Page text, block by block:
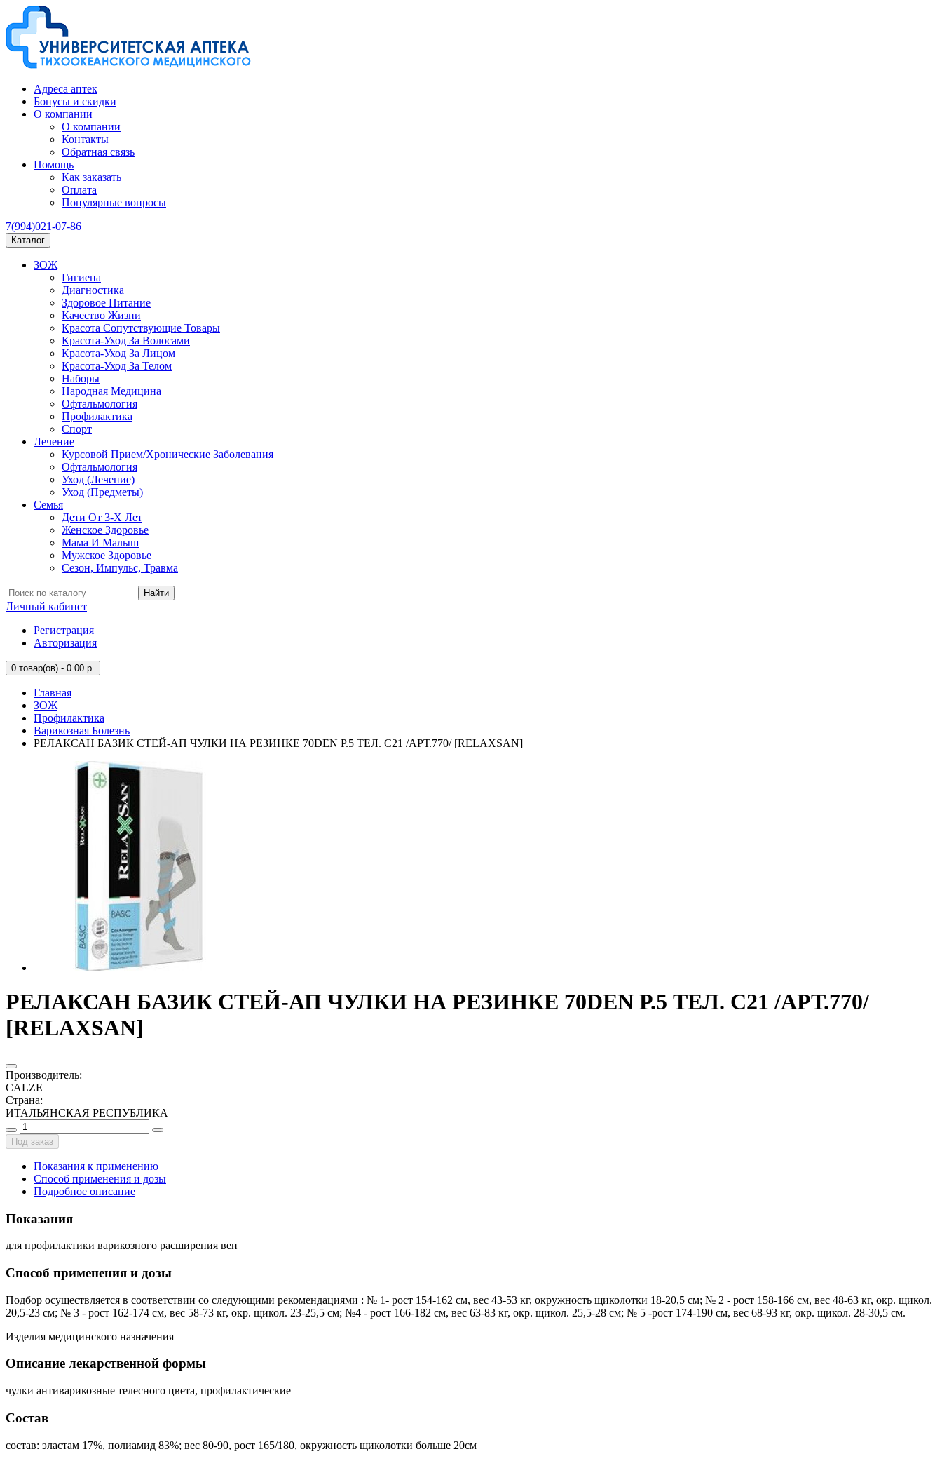
Адреса аптек
Бонусы и скидки
О компании
О компании
Контакты
Обратная связь
Помощь
Как заказать
Оплата
Популярные вопросы
7(994)021-07-86
Каталог
ЗОЖ
Гигиена
Диагностика
Здоровое Питание
Качество Жизни
Красота Сопутствующие Товары
Красота-Уход За Волосами
Красота-Уход За Лицом
Красота-Уход За Телом
Наборы
Народная Медицина
Офтальмология
Профилактика
Спорт
Лечение
Курсовой Прием/Хронические Заболевания
Офтальмология
Уход (Лечение)
Уход (Предметы)
Семья
Дети От 3-Х Лет
Женское Здоровье
Мама И Малыш
Мужское Здоровье
Сезон, Импульс, Травма
Найти
Личный кабинет
Регистрация
Авторизация
0 товар(ов) - 0.00 р.
Главная
ЗОЖ
Профилактика
Варикозная Болезнь
РЕЛАКСАН БАЗИК СТЕЙ-АП ЧУЛКИ НА РЕЗИНКЕ 70DEN Р.5 ТЕЛ. C21 /АРТ.770/ [RELAXSAN]
РЕЛАКСАН БАЗИК СТЕЙ-АП ЧУЛКИ НА РЕЗИНКЕ 70DEN Р.5 ТЕЛ. C21 /АРТ.770/
[RELAXSAN]
Производитель:
CALZE
Страна:
ИТАЛЬЯНСКАЯ РЕСПУБЛИКА
Под заказ
Показания к применению
Способ применения и дозы
Подробное описание
Показания
для профилактики варикозного расширения вен
Способ применения и дозы
Подбор осуществляется в соответствии со следующими рекомендациями : № 1- рост 154-162 см, вес 43-53 кг, окружность щиколотки 18-20,5 см; № 2 - рост 158-166 см, вес 48-63 кг, окр. щикол.
20,5-23 см; № 3 - рост 162-174 см, вес 58-73 кг, окр. щикол. 23-25,5 см; №4 - рост 166-182 см, вес 63-83 кг, окр. щикол. 25,5-28 см; № 5 -рост 174-190 см, вес 68-93 кг, окр. щикол. 28-30,5 см.
Изделия медицинского назначения
Описание лекарственной формы
чулки антиварикозные телесного цвета, профилактические
Состав
состав: эластам 17%, полиамид 83%; вес 80-90, рост 165/180, окружность щиколотки больше 20см